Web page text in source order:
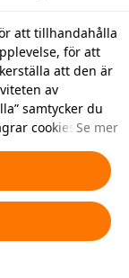
att tillhandahålla
för att
att den är
av
samtycker du
cookies och
kan välja vilka
genom att
som helst ändra
inte in cookies för
se vår
Se mer